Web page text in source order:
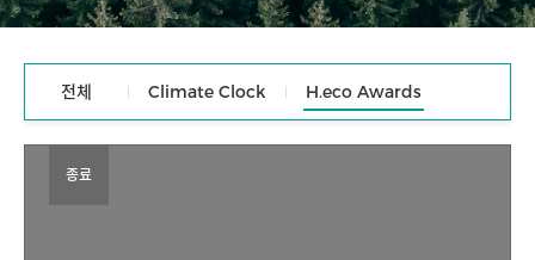
전체 Climate Clock H.eco Awards
종료